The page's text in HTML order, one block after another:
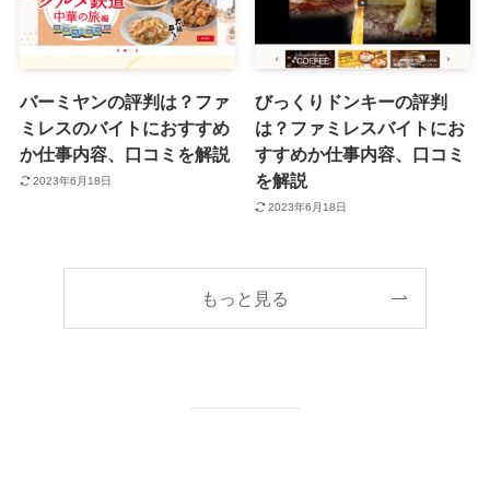
バーミヤンの評判は？ファ
ミレスのバイトにおすすめ
か仕事内容、口コミを解説
2023年6月18日
びっくりドンキーの評判
は？ファミレスバイトにお
すすめか仕事内容、口コミ
を解説
2023年6月18日
もっと見る